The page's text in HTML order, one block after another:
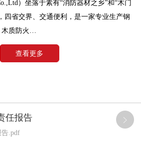
）坐落于素有“消防器材之乡”和“木门
四省交界、交通便利，是一家专业生产钢
质防火…
查看更多
任报告
.pdf